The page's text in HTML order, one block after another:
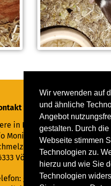
Wir verwenden auf
und ähnliche
Angebot
gestalten. Durch
Webseite stimmen
Technologien zu.
hierzu und wie Sie
Technologien
in Not Saar e.V.
Monika Ewen
Straße 22
Völklingen
06898 294862